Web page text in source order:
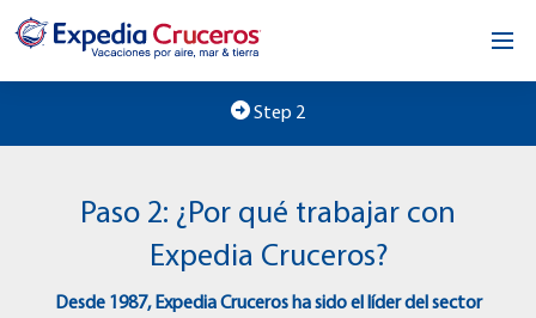
Acerca de nosotros
Step 2
Paso 2: ¿Por qué trabajar con
Expedia Cruceros?
Desde 1987, Expedia Cruceros ha sido el líder del sector